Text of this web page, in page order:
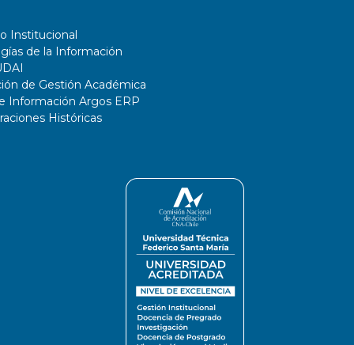
Institucional
de la Información
de Gestión Académica
Información Argos ERP
Históricas